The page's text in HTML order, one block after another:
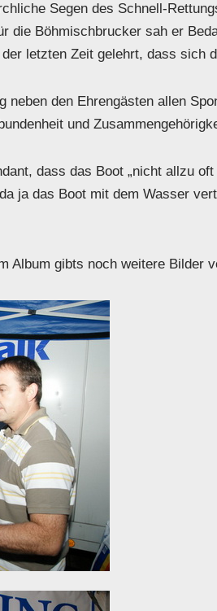
Segen des Schnell-
die Böhmischbrucker sah er
letzten Zeit gelehrt, dass sich
den Ehrengästen allen
und
dass das Boot „nicht allzu
ja das Boot mit dem Wasser
Album gibts noch weitere Bilder